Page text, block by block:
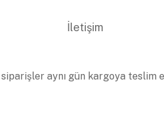
İletişim
aynı gün kargoya